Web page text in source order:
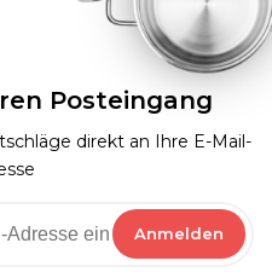
Posteingang
direkt an Ihre E-Mail-
Anmelden